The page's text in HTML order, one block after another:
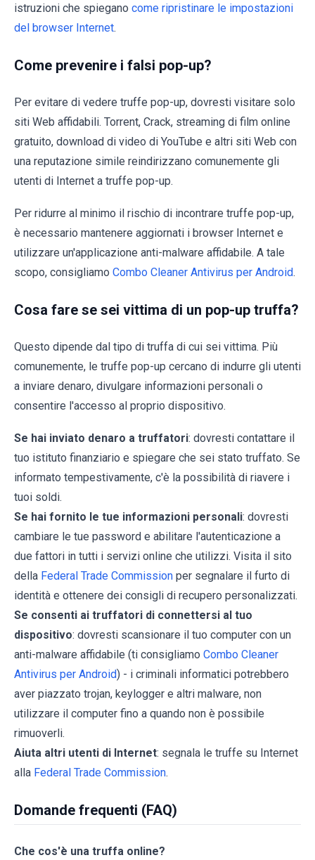
istruzioni che spiegano come ripristinare le impostazioni
del browser Internet.
Come prevenire i falsi pop-up?
Per evitare di vedere truffe pop-up, dovresti visitare solo
siti Web affidabili. Torrent, Crack, streaming di film online
gratuito, download di video di YouTube e altri siti Web con
una reputazione simile reindirizzano comunemente gli
utenti di Internet a truffe pop-up.
Per ridurre al minimo il rischio di incontrare truffe pop-up,
è necessario mantenere aggiornati i browser Internet e
utilizzare un'applicazione anti-malware affidabile. A tale
scopo, consigliamo Combo Cleaner Antivirus per Android.
Cosa fare se sei vittima di un pop-up truffa?
Questo dipende dal tipo di truffa di cui sei vittima. Più
comunemente, le truffe pop-up cercano di indurre gli utenti
a inviare denaro, divulgare informazioni personali o
consentire l'accesso al proprio dispositivo.
Se hai inviato denaro a truffatori: dovresti contattare il
tuo istituto finanziario e spiegare che sei stato truffato. Se
informato tempestivamente, c'è la possibilità di riavere i
tuoi soldi.
Se hai fornito le tue informazioni personali: dovresti
cambiare le tue password e abilitare l'autenticazione a
due fattori in tutti i servizi online che utilizzi. Visita il sito
della Federal Trade Commission per segnalare il furto di
identità e ottenere dei consigli di recupero personalizzati.
Se consenti ai truffatori di connettersi al tuo
dispositivo: dovresti scansionare il tuo computer con un
anti-malware affidabile (ti consigliamo Combo Cleaner
Antivirus per Android) - i criminali informatici potrebbero
aver piazzato trojan, keylogger e altri malware, non
utilizzare il computer fino a quando non è possibile
rimuoverli.
Aiuta altri utenti di Internet: segnala le truffe su Internet
alla Federal Trade Commission.
Domande frequenti (FAQ)
Che cos'è una truffa online?